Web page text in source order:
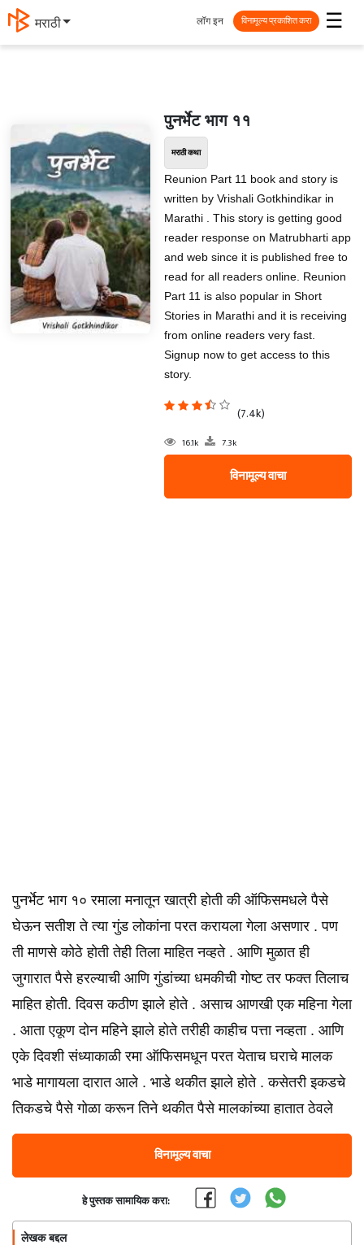
मराठी ☰
लॉग इन विनामूल्य प्रकाशित करा
पुनर्भेट भाग ११
मराठी कथा
Reunion Part 11 book and story is
written by Vrishali Gotkhindikar in
Marathi . This story is getting good
reader response on Matrubharti app
and web since it is published free to
read for all readers online. Reunion
Part 11 is also popular in Short
Stories in Marathi and it is receiving
from online readers very fast.
Signup now to get access to this
story.
(7.4k)
16.1k 7.3k
विनामूल्य वाचा
पुनर्भेट भाग १० रमाला मनातून खात्री होती की ऑफिसमधले पैसे
घेऊन सतीश ते त्या गुंड लोकांना परत करायला गेला असणार . पण
ती माणसे कोठे होती तेही तिला माहित नव्हते . आणि मुळात ही
जुगारात पैसे हरल्याची आणि गुंडांच्या धमकीची गोष्ट तर फक्त तिलाच
माहित होती. दिवस कठीण झाले होते . असाच आणखी एक महिना गेला
. आता एकूण दोन महिने झाले होते तरीही काहीच पत्ता नव्हता . आणि
एके दिवशी संध्याकाळी रमा ऑफिसमधून परत येताच घराचे मालक
भाडे मागायला दारात आले . भाडे थकीत झाले होते . कसेतरी इकडचे
तिकडचे पैसे गोळा करून तिने थकीत पैसे मालकांच्या हातात ठेवले
विनामूल्य वाचा
हे पुस्तक सामायिक करा:
लेखक बद्दल